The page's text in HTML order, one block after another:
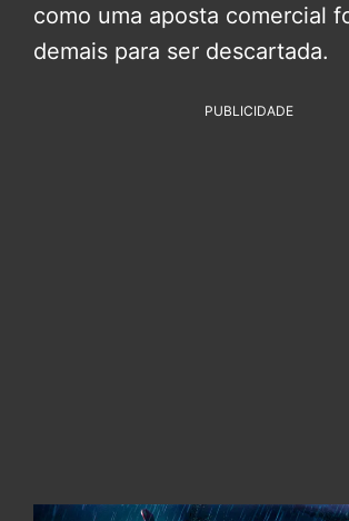
como uma aposta comercial
demais para ser descartada.
PUBLICIDADE